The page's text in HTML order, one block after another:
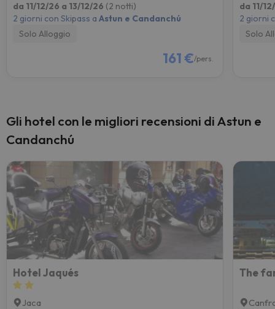
da 11/12/26 a 13/12/26 (2 notti)
2 giorni con Skipass a Astun e Candanchú
Solo Alloggio
161 €/pers.
da 11/
2 giorni
Solo
Gli hotel con le migliori recensioni di Astun e
Candanchú
Hotel Jaqués
Jaca
The